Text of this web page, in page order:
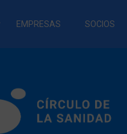
EMPRESAS SOCIOS